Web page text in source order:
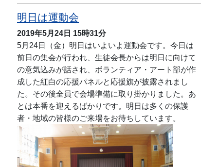
明日は運動会
2019年5月24日 15時31分
5月24日（金）明日はいよいよ運動会です。今日は
前日の集会が行われ、生徒会長からは明日に向けて
の意気込みが話され、ボランティア・アート部が作
成した紅白の応援パネルと応援旗が披露されまし
た。その後全員で会場準備に取り掛かりました。あ
とは本番を迎えるばかりです。明日は多くの保護
者・地域の皆様のご来場をお待ちしています。